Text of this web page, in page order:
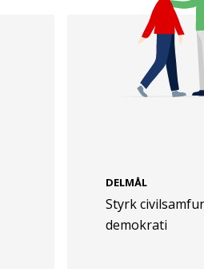
ske i samarbejde med det
i Norge og Sverige. Indsatsen
DELMÅL
Styrk
demokrati
De
Vilkår